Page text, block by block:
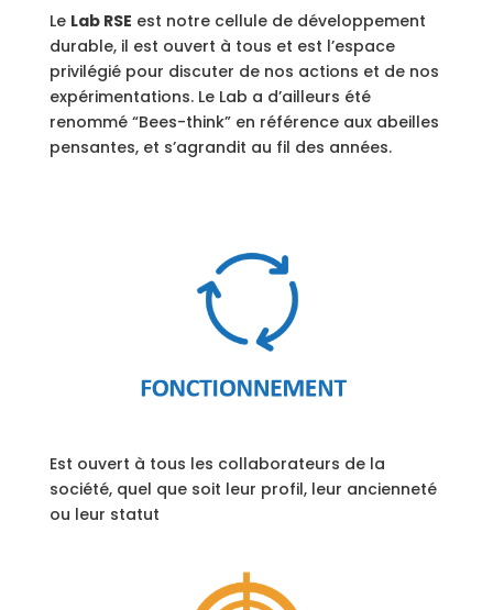
Le LabRSE est notre cellule de développement
durable, il est ouvert à tous et est l’espace
privilégié pour discuter de nos actions et de nos
expérimentations. Le Lab a d’ailleurs été
renommé “Bees-think” en référence aux abeilles
pensantes, et s’agrandit au fil des années.
Est ouvert à tous les collaborateurs de la
société, quel que soit leur profil, leur ancienneté
ou leur statut